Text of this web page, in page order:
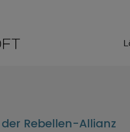
Rebellen-Allianz